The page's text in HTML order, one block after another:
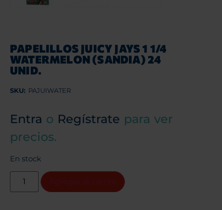
PAPELILLOS JUICY JAYS 1 1/4
WATERMELON (SANDIA) 24
UNID.
SKU: PAJUIWATER
Entra o Regístrate para ver
precios.
En stock